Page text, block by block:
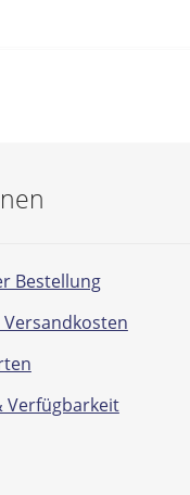
Bestellung
Verfügbarkeit